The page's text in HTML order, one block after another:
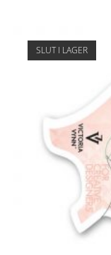
SLUT I LAGER